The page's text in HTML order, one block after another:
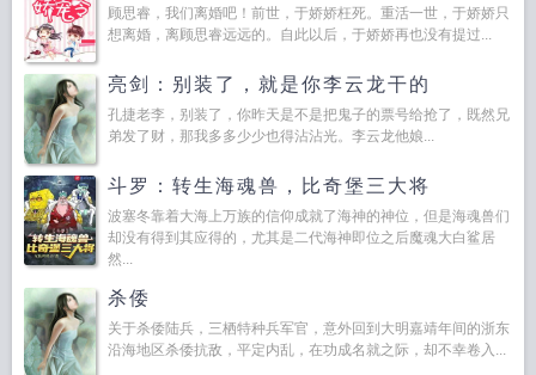
顾思睿，我们离婚吧！前世，于娇娇枉死。重活一世，于娇娇只
想离婚，离顾思睿远远的。自此以后，于娇娇再也没有提过...
亮剑：别装了，就是你李云龙干的
孔捷老李，别装了，你昨天是不是把鬼子的票号给抢了，既然兄
弟发了财，那我多多少少也得沾沾光。李云龙他娘...
斗罗：转生海魂兽，比奇堡三大将
波塞冬靠着大海上万族的信仰成就了海神的神位，但是海魂兽们
却没有得到其应得的，尤其是二代海神即位之后魔魂大白鲨居
然...
杀倭
关于杀倭陆兵，三栖特种兵军官，意外回到大明嘉靖年间的浙东
沿海地区杀倭抗敌，平定内乱，在功成名就之际，却不幸卷入...